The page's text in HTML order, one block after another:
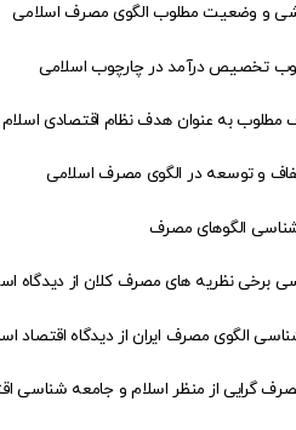
و وضعیت مطلوب الگوی مصرف اسلامی
تخصیص درآمد در چارچوب اسلامی
مطلوب به عنوان هدف نظام اقتصادی اسلام
و توسعه در الگوی مصرف اسلامی
الگوهای مصرف
برخی نظریه های مصرف کلان از دیدگاه
الگوی مصرف ایران از دیدگاه اقتصاد
گرایی از منظر اسلام و جامعه شناسی